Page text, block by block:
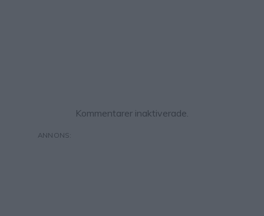
Kommentarer inaktiverade.